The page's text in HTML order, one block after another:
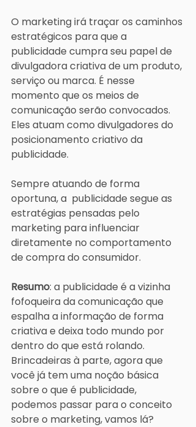
O marketing irá traçar os caminhos
estratégicos para que a
publicidade cumpra seu papel de
divulgadora criativa de um produto,
serviço ou marca. É nesse
momento que os meios de
comunicação serão convocados.
Eles atuam como divulgadores do
posicionamento criativo da
publicidade.
Sempre atuando de forma
oportuna, a  publicidade segue as
estratégias pensadas pelo
marketing para influenciar
diretamente no comportamento
de compra do consumidor.
Resumo: a publicidade é a vizinha
fofoqueira da comunicação que
espalha a informação de forma
criativa e deixa todo mundo por
dentro do que está rolando.
Brincadeiras à parte, agora que
você já tem uma noção básica
sobre o que é publicidade,
podemos passar para o conceito
sobre o marketing, vamos lá?